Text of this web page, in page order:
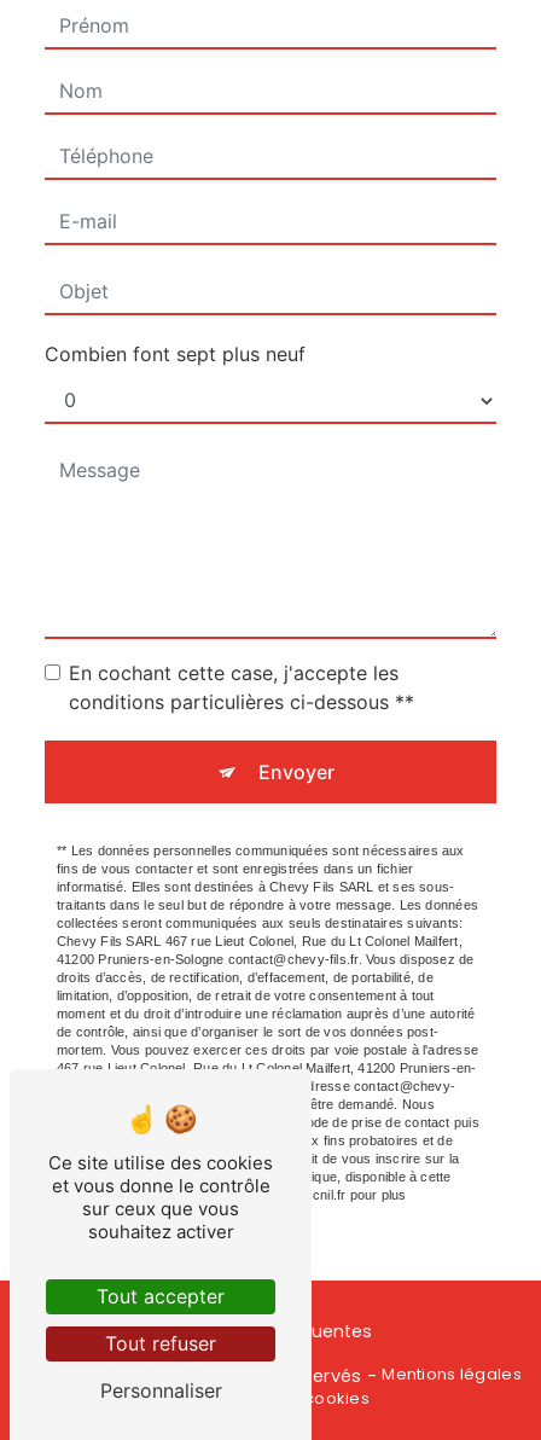
Combien font sept plus neuf
En cochant cette case, j'accepte les
conditions particulières ci-dessous **
Envoyer
** Les données personnelles communiquées sont nécessaires aux
fins de vous contacter et sont enregistrées dans un fichier
informatisé. Elles sont destinées à Chevy Fils SARL et ses sous-
traitants dans le seul but de répondre à votre message. Les données
collectées seront communiquées aux seuls destinataires suivants:
Chevy Fils SARL 467 rue Lieut Colonel, Rue du Lt Colonel Mailfert,
41200 Pruniers-en-Sologne contact@chevy-fils.fr. Vous disposez de
droits d’accès, de rectification, d’effacement, de portabilité, de
limitation, d’opposition, de retrait de votre consentement à tout
moment et du droit d’introduire une réclamation auprès d’une autorité
de contrôle, ainsi que d’organiser le sort de vos données post-
mortem. Vous pouvez exercer ces droits par voie postale à l'adresse
467 rue Lieut Colonel, Rue du Lt Colonel Mailfert, 41200 Pruniers-en-
Sologne ou par courrier électronique à l'adresse contact@chevy-
fils.fr. Un justificatif d'identité pourra vous être demandé. Nous
conservons vos données pendant la période de prise de contact puis
pendant la durée de prescription légale aux fins probatoires et de
gestion des contentieux. Vous avez le droit de vous inscrire sur la
liste d'opposition au démarchage téléphonique, disponible à cette
adresse: Bloctel.gouv.fr . Consultez le site cnil.fr pour plus
d’informations sur vos droits.
Recherches fréquentes
- 2026 - Tous droits réservés -Mentions légales
-Gestion des cookies
Ce site utilise des cookies
et vous donne le contrôle
sur ceux que vous
souhaitez activer
Tout accepter
Tout refuser
Personnaliser